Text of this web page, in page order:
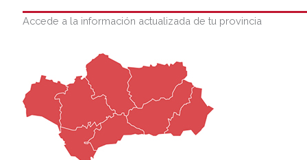
Accede a la información actualizada de tu provincia